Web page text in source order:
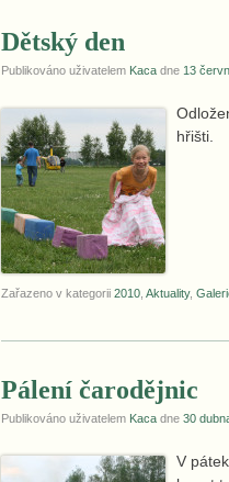
Dětský den
Publikováno uživatelem Kaca dne 13
hřišti.
Zařazeno v kategorii 2010 Aktuality,
Pálení čarodějnic
Publikováno uživatelem Kaca dne 30
V